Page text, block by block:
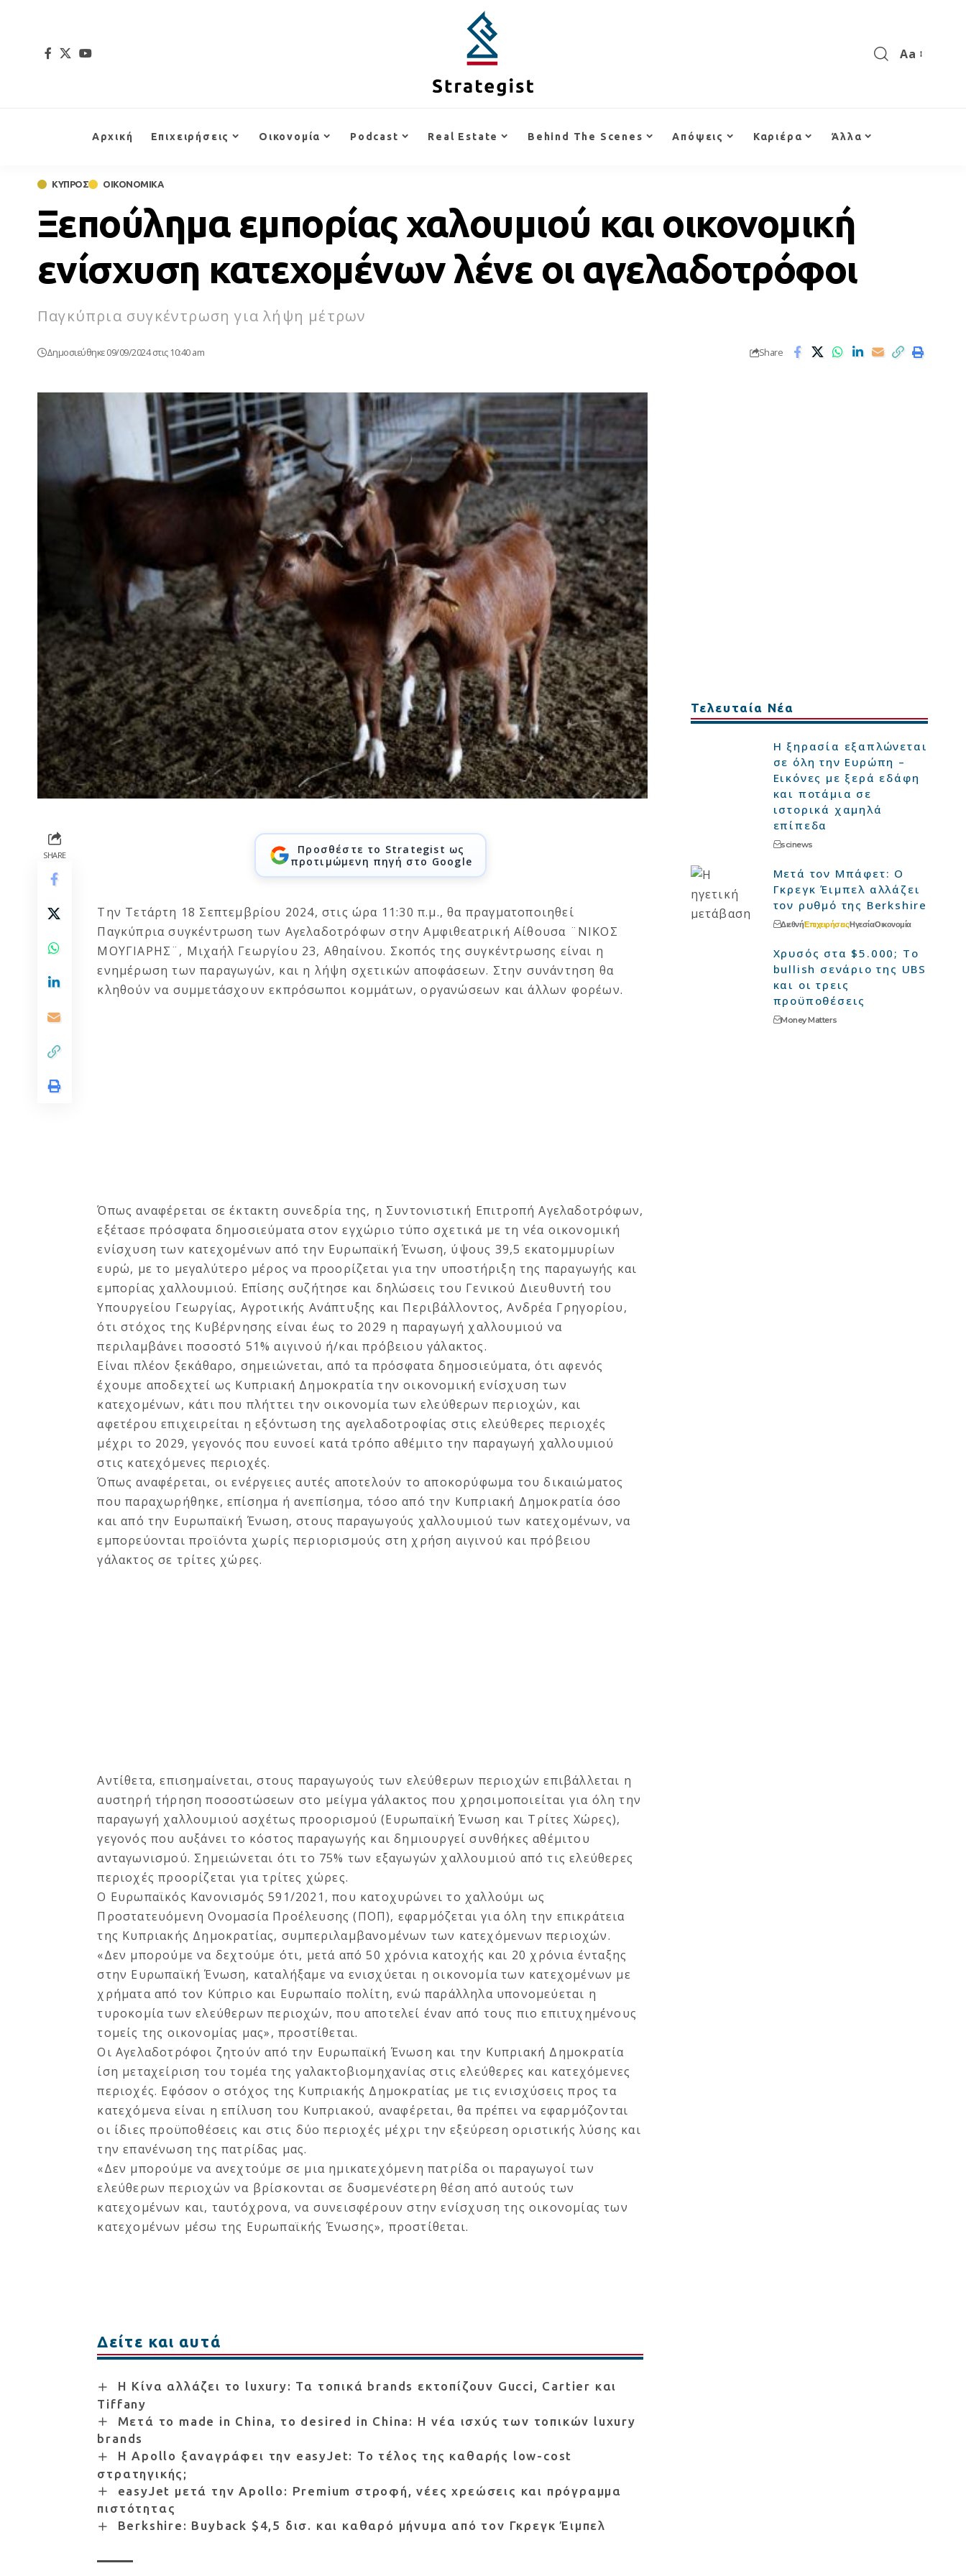
Aa
Αρχική Επιχειρήσεις Οικονομία Podcast Real Estate Behind The Scenes Απόψεις Καριέρα Άλλα
ΚΥΠΡΟΣ ΟΙΚΟΝΟΜΙΚΑ
Ξεπούλημα εμπορίας χαλουμιού και οικονομική
ενίσχυση κατεχομένων λένε οι αγελαδοτρόφοι
Παγκύπρια συγκέντρωση για λήψη μέτρων
Δημοσιεύθηκε 09/09/2024 στις 10:40 am Share
SHARE
Προσθέστε το Strategist ως
προτιμώμενη πηγή στο Google
Την Τετάρτη 18 Σεπτεμβρίου 2024, στις ώρα 11:30 π.μ., θα πραγματοποιηθεί
Παγκύπρια συγκέντρωση των Αγελαδοτρόφων στην Αμφιθεατρική Αίθουσα ¨ΝΙΚΟΣ
ΜΟΥΓΙΑΡΗΣ¨, Μιχαήλ Γεωργίου 23, Αθηαίνου. Σκοπός της συγκέντρωσης είναι η
ενημέρωση των παραγωγών, και η λήψη σχετικών αποφάσεων. Στην συνάντηση θα
κληθούν να συμμετάσχουν εκπρόσωποι κομμάτων, οργανώσεων και άλλων φορέων.
Όπως αναφέρεται σε έκτακτη συνεδρία της, η Συντονιστική Επιτροπή Αγελαδοτρόφων,
εξέτασε πρόσφατα δημοσιεύματα στον εγχώριο τύπο σχετικά με τη νέα οικονομική
ενίσχυση των κατεχομένων από την Ευρωπαϊκή Ένωση, ύψους 39,5 εκατομμυρίων
ευρώ, με το μεγαλύτερο μέρος να προορίζεται για την υποστήριξη της παραγωγής και
εμπορίας χαλλουμιού. Επίσης συζήτησε και δηλώσεις του Γενικού Διευθυντή του
Υπουργείου Γεωργίας, Αγροτικής Ανάπτυξης και Περιβάλλοντος, Ανδρέα Γρηγορίου,
ότι στόχος της Κυβέρνησης είναι έως το 2029 η παραγωγή χαλλουμιού να
περιλαμβάνει ποσοστό 51% αιγινού ή/και πρόβειου γάλακτος.
Είναι πλέον ξεκάθαρο, σημειώνεται, από τα πρόσφατα δημοσιεύματα, ότι αφενός
έχουμε αποδεχτεί ως Κυπριακή Δημοκρατία την οικονομική ενίσχυση των
κατεχομένων, κάτι που πλήττει την οικονομία των ελεύθερων περιοχών, και
αφετέρου επιχειρείται η εξόντωση της αγελαδοτροφίας στις ελεύθερες περιοχές
μέχρι το 2029, γεγονός που ευνοεί κατά τρόπο αθέμιτο την παραγωγή χαλλουμιού
στις κατεχόμενες περιοχές.
Όπως αναφέρεται, οι ενέργειες αυτές αποτελούν το αποκορύφωμα του δικαιώματος
που παραχωρήθηκε, επίσημα ή ανεπίσημα, τόσο από την Κυπριακή Δημοκρατία όσο
και από την Ευρωπαϊκή Ένωση, στους παραγωγούς χαλλουμιού των κατεχομένων, να
εμπορεύονται προϊόντα χωρίς περιορισμούς στη χρήση αιγινού και πρόβειου
γάλακτος σε τρίτες χώρες.
Αντίθετα, επισημαίνεται, στους παραγωγούς των ελεύθερων περιοχών επιβάλλεται η
αυστηρή τήρηση ποσοστώσεων στο μείγμα γάλακτος που χρησιμοποιείται για όλη την
παραγωγή χαλλουμιού ασχέτως προορισμού (Ευρωπαϊκή Ένωση και Τρίτες Χώρες),
γεγονός που αυξάνει το κόστος παραγωγής και δημιουργεί συνθήκες αθέμιτου
ανταγωνισμού. Σημειώνεται ότι το 75% των εξαγωγών χαλλουμιού από τις ελεύθερες
περιοχές προορίζεται για τρίτες χώρες.
Ο Ευρωπαϊκός Κανονισμός 591/2021, που κατοχυρώνει το χαλλούμι ως
Προστατευόμενη Ονομασία Προέλευσης (ΠΟΠ), εφαρμόζεται για όλη την επικράτεια
της Κυπριακής Δημοκρατίας, συμπεριλαμβανομένων των κατεχόμενων περιοχών.
«Δεν μπορούμε να δεχτούμε ότι, μετά από 50 χρόνια κατοχής και 20 χρόνια ένταξης
στην Ευρωπαϊκή Ένωση, καταλήξαμε να ενισχύεται η οικονομία των κατεχομένων με
χρήματα από τον Κύπριο και Ευρωπαίο πολίτη, ενώ παράλληλα υπονομεύεται η
τυροκομία των ελεύθερων περιοχών, που αποτελεί έναν από τους πιο επιτυχημένους
τομείς της οικονομίας μας», προστίθεται.
Οι Αγελαδοτρόφοι ζητούν από την Ευρωπαϊκή Ένωση και την Κυπριακή Δημοκρατία
ίση μεταχείριση του τομέα της γαλακτοβιομηχανίας στις ελεύθερες και κατεχόμενες
περιοχές. Εφόσον ο στόχος της Κυπριακής Δημοκρατίας με τις ενισχύσεις προς τα
κατεχόμενα είναι η επίλυση του Κυπριακού, αναφέρεται, θα πρέπει να εφαρμόζονται
οι ίδιες προϋποθέσεις και στις δύο περιοχές μέχρι την εξεύρεση οριστικής λύσης και
την επανένωση της πατρίδας μας.
«Δεν μπορούμε να ανεχτούμε σε μια ημικατεχόμενη πατρίδα οι παραγωγοί των
ελεύθερων περιοχών να βρίσκονται σε δυσμενέστερη θέση από αυτούς των
κατεχομένων και, ταυτόχρονα, να συνεισφέρουν στην ενίσχυση της οικονομίας των
κατεχομένων μέσω της Ευρωπαϊκής Ένωσης», προστίθεται.
Δείτε και αυτά
Η Κίνα αλλάζει το luxury: Τα τοπικά brands εκτοπίζουν Gucci, Cartier και
Tiffany
Μετά το made in China, το desired in China: Η νέα ισχύς των τοπικών luxury
brands
Η Apollo ξαναγράφει την easyJet: Το τέλος της καθαρής low-cost
στρατηγικής;
easyJet μετά την Apollo: Premium στροφή, νέες χρεώσεις και πρόγραμμα
πιστότητας
Berkshire: Buyback $4,5 δισ. και καθαρό μήνυμα από τον Γκρεγκ Έιμπελ
Τελευταία Νέα
Η ξηρασία εξαπλώνεται
σε όλη την Ευρώπη –
Εικόνες με ξερά εδάφη
και ποτάμια σε
ιστορικά χαμηλά
επίπεδα
scinews
Μετά τον Μπάφετ: Ο
Γκρεγκ Έιμπελ αλλάζει
τον ρυθμό της Berkshire
ΔιεθνήΕπιχειρήσειςΗγεσίαΟικονομία
Χρυσός στα $5.000; Το
bullish σενάριο της UBS
και οι τρεις
προϋποθέσεις
Money Matters